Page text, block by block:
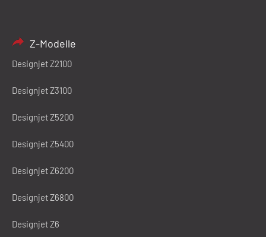
Z-Modelle
Designjet Z2100
Designjet Z3100
Designjet Z5200
Designjet Z5400
Designjet Z6200
Designjet Z6800
Designjet Z6